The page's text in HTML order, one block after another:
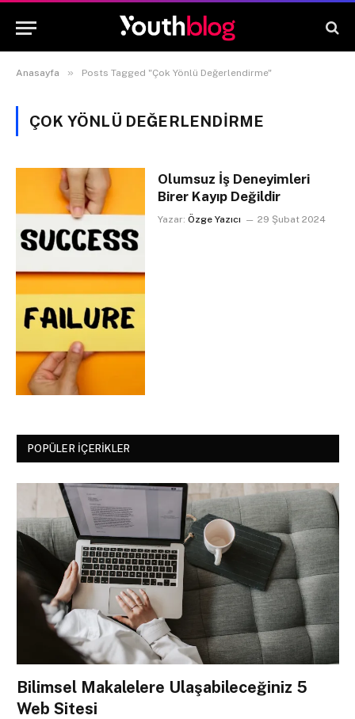
Anasayfa » Posts Tagged "Çok Yönlü Değerlendirme"
ÇOK YÖNLÜ DEĞERLENDIRME
Olumsuz İş Deneyimleri
Birer Kayıp Değildir
Yazar: Özge Yazıcı 29 Şubat 2024
POPÜLER İÇERIKLER
Bilimsel Makalelere Ulaşabileceğiniz 5
Web Sitesi